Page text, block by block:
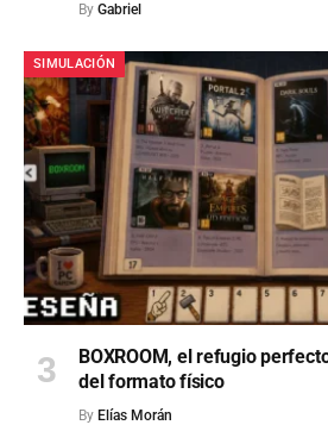
By Gabriel
SIMULACIÓN
BOXROOM, el refugio
del formato físico
By Elías Morán